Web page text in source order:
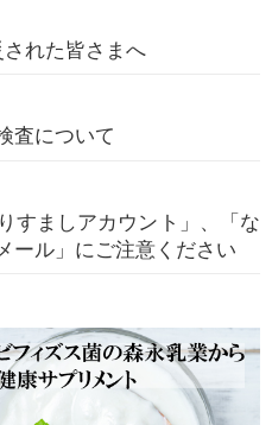
れた皆さまへ
査について
すましアカウント」、「な
ール」にご注意ください